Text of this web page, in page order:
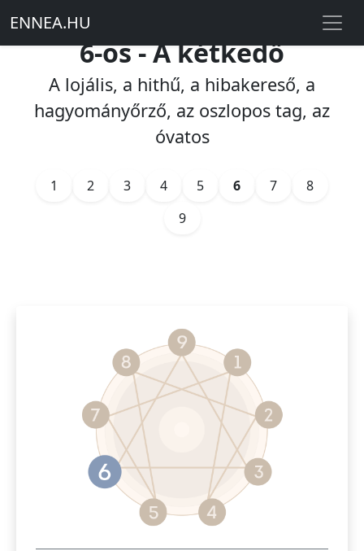
ENNEA.HU
6-os - A kétkedő
A lojális, a hithű, a hibakereső, a
hagyományőrző, az oszlopos tag, az
óvatos
1 2 3 4 5 6 7
8
9